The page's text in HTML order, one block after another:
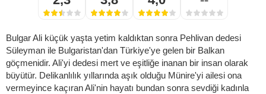
Bulgar Ali küçük yaşta yetim kaldıktan sonra Pehlivan dedesi
Süleyman ile Bulgaristan'dan Türkiye'ye gelen bir Balkan
göçmenidir. Ali'yi dedesi mert ve eşitliğe inanan bir insan olarak
büyütür. Delikanlılık yıllarında aşık olduğu Münire'yi ailesi ona
vermeyince kaçıran Ali'nin hayatı bundan sonra sevdiği kadınla